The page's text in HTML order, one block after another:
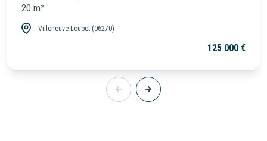
20 m²
Villeneuve-Loubet (06270)
125 000 €